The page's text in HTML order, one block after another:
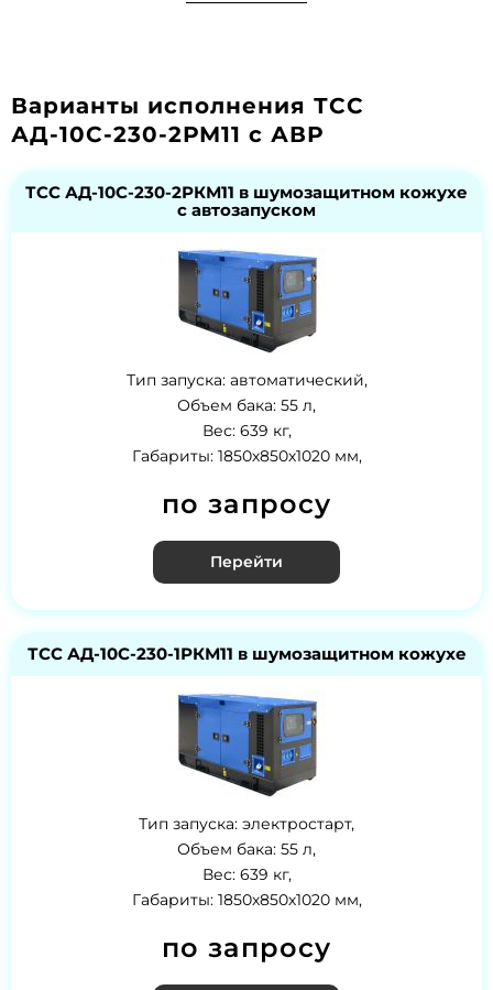
Варианты исполнения ТСС
АД-10С-230-2РМ11 с АВР
ТСС АД-10С-230-2РКМ11 в шумозащитном кожухе
с автозапуском
Тип запуска: автоматический,
Объем бака: 55 л,
Вес: 639 кг,
Габариты: 1850х850х1020 мм,
по запросу
Перейти
ТСС АД-10С-230-1РКМ11 в шумозащитном кожухе
Тип запуска: электростарт,
Объем бака: 55 л,
Вес: 639 кг,
Габариты: 1850х850х1020 мм,
по запросу